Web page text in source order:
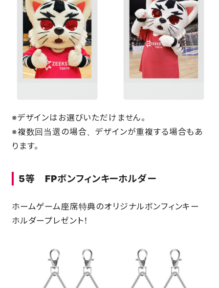
※デザインはお選びいただけません。
※複数回当選の場合、デザインが重複する場合もあ
ります。
5等 FPボンフィンキーホルダー
ホームゲーム座席特典のオリジナルボンフィンキー
ホルダープレゼント！